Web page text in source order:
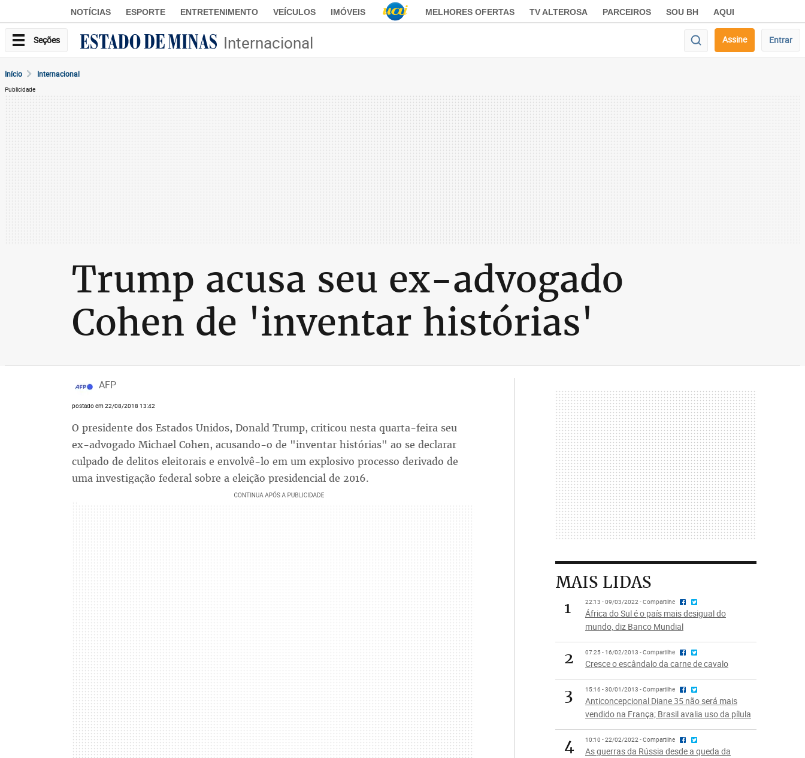
NOTÍCIAS ESPORTE ENTRETENIMENTO VEÍCULOS IMÓVEIS MELHORES OFERTAS TV ALTEROSA PARCEIROS SOU BH AQUI
Seções Internacional Assine Entrar
Início Internacional
Publicidade
Trump acusa seu ex-advogado
Cohen de 'inventar histórias'
AFP
postado em 22/08/2018 13:42
O presidente dos Estados Unidos, Donald Trump, criticou nesta quarta-feira seu
ex-advogado Michael Cohen, acusando-o de "inventar histórias" ao se declarar
culpado de delitos eleitorais e envolvê-lo em um explosivo processo derivado de
uma investigação federal sobre a eleição presidencial de 2016.
MAIS LIDAS
1
22:13 - 09/03/2022 - Compartilhe
África do Sul é o país mais desigual do
mundo, diz Banco Mundial
2 07:25 - 16/02/2013 - Compartilhe
Cresce o escândalo da carne de cavalo
3 15:16 - 30/01/2013 - Compartilhe
Anticoncepcional Diane 35 não será mais
vendido na França; Brasil avalia uso da pílula
4 10:10 - 22/02/2022 - Compartilhe
As guerras da Rússia desde a queda da